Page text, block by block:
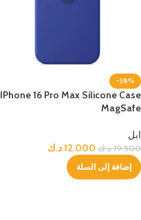
-38%
IPhone 16 Pro Max Silicone Case
MagSafe
ابل
19.500 د.ك 12.000د.ك
إضافة إلى السلة